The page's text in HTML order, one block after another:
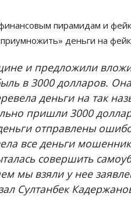
пирамидам и
деньги на
и предложили
в 3000 долларов.
деньги на так
пришли 3000
отправлены
все деньги
совершить
мы взяли у нее
Султанбек
Медицина